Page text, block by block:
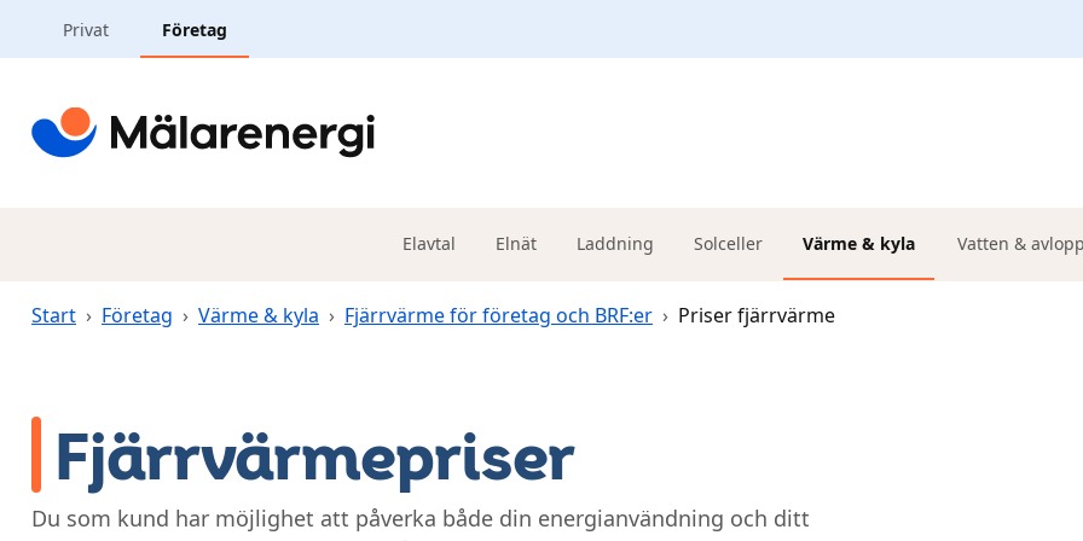
Privat Företag
Elavtal Elnät Laddning Solceller Värme & kyla Vatten & avlopp
Start › Företag › Värme & kyla › Fjärrvärme för företag och BRF:er › Priser fjärrvärme
Fjärrvärmepriser
Du som kund har möjlighet att påverka både din energianvändning och ditt